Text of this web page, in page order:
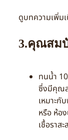
ดูบทความเพิ่ม
3.คุณสม
ทนน้ำ
ซึ่งมีคุณ
เหมาะกั
หรือ ห้อ
เชื้อราส